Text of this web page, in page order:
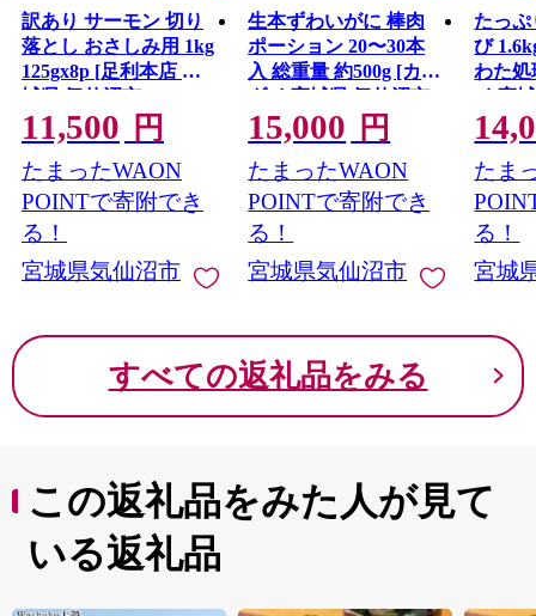
訳あり サーモン 切り
落とし おさしみ用 1kg
125gx8p [足利本店 宮
城県 気仙沼市
20564313] 魚 魚介類 鮭
お刺し身 刺し身 刺身
生 生食 個包装 チリ銀
鮭 銀鮭 海鮮 海鮮丼 魚
介
11,500 円
たまったWAON
POINTで寄附でき
る！
宮城県気仙沼市
生本ずわいがに 棒肉
ポーション 20〜30本
入 総重量 約500g [カネ
ダイ 宮城県 気仙沼市
20564322] むき身 カニ
かに 生 ずわいがに ズ
ワイガニ ずわい蟹 ズ
ワイ蟹 蟹 カニ カニ脚
蟹脚 カニ棒肉 カニ 蟹
15,000 円
たまったWAON
POINTで寄附でき
る！
宮城県気仙沼市
たっ
び
わた
イ 宮
き海老
業務
えび
ビ 海
たま
る！
宮城
すべての返礼品をみる
この返礼品をみた人が見て
いる返礼品